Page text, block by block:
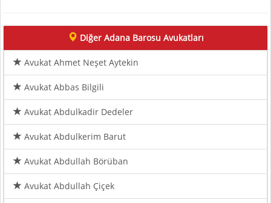
Diğer Adana Barosu Avukatları
Avukat Ahmet Neşet Aytekin
Avukat Abbas Bilgili
Avukat Abdulkadir Dedeler
Avukat Abdulkerim Barut
Avukat Abdullah Börüban
Avukat Abdullah Çiçek